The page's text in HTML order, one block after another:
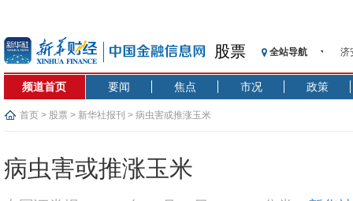
股票 全站导航
济
【
频道首页 要闻 焦点 市况 政策
首页 > 股票 > 新华社报刊 > 病虫害或推涨玉米
病虫害或推涨玉米